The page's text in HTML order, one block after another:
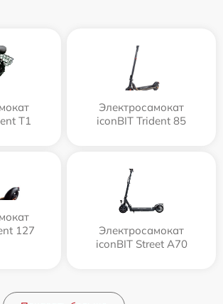
T1
Электросамокат
iconBIT Trident 85
127
Электросамокат
iconBIT Street A70